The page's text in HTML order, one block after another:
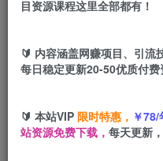
闲鱼全自动电影票项目，
目资源课程这里全部都有！
🔰 内容涵盖网赚项目、引流
每日稳定更新20-50优质付费
🔰 本站VIP 限时特惠， ￥
站资源免费下载， 每天更新